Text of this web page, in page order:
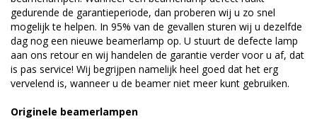
gedurende de garantieperiode, dan proberen wij u zo snel
mogelijk te helpen. In 95% van de gevallen sturen wij u dezelfde
dag nog een nieuwe beamerlamp op. U stuurt de defecte lamp
aan ons retour en wij handelen de garantie verder voor u af, dat
is pas service! Wij begrijpen namelijk heel goed dat het erg
vervelend is, wanneer u de beamer niet meer kunt gebruiken.
Originele beamerlampen